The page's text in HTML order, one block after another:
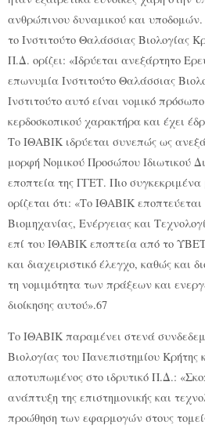
ανθρώπινου δυναμικού και υποδομών.
το Ινστιτούτο Θαλάσσιας Βιολογίας
Π.Δ. ορίζει: «Ιδρύεται ανεξάρτητο
επωνυμία Ινστιτούτο Θαλάσσιας
Ινστιτούτο αυτό είναι νομικό
κερδοσκοπικού χαρακτήρα και έχει
Το ΙΘΑΒΙΚ ιδρύεται συνεπώς ως
μορφή Νομικού Προσώπου Ιδιωτικού
εποπτεία της ΓΓΕΤ. Πιο
ορίζεται ότι: «Το ΙΘΑΒΙΚ
Βιομηχανίας, Ενέργειας και
επί του ΙΘΑΒΙΚ εποπτεία από το
και διαχειριστικό έλεγχο, καθώς και
τη νομιμότητα των πράξεων και
διοίκησης αυτού».67
Το ΙΘΑΒΙΚ παραμένει στενά
Βιολογίας του Πανεπιστημίου Κρήτης
αποτυπωμένος στο ιδρυτικό Π.Δ.:
ανάπτυξη της επιστημονικής και
προώθηση των εφαρμογών στους